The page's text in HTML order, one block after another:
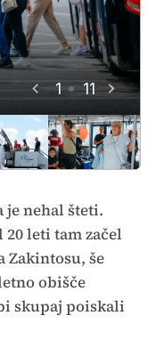
1 11
je nehal šteti.
leti tam začel
še
obišče
skupaj poiskali